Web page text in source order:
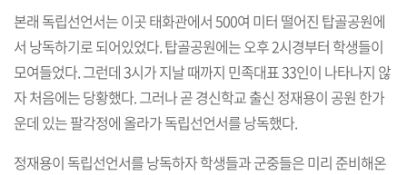
본래 독립선언서는 이곳 태화관에서 500여 미터 떨어진 탑골공원에
서 낭독하기로 되어있었다. 탑골공원에는 오후 2시경부터 학생들이
모여들었다. 그런데 3시가 지날 때까지 민족대표 33인이 나타나지 않
자 처음에는 당황했다. 그러나 곧 경신학교 출신 정재용이 공원 한가
운데 있는 팔각정에 올라가 독립선언서를 낭독했다.
정재용이 독립선언서를 낭독하자 학생들과 군중들은 미리 준비해온